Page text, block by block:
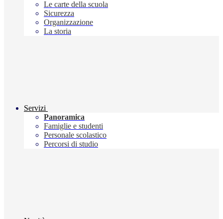
Le carte della scuola
Sicurezza
Organizzazione
La storia
Servizi
Panoramica
Famiglie e studenti
Personale scolastico
Percorsi di studio